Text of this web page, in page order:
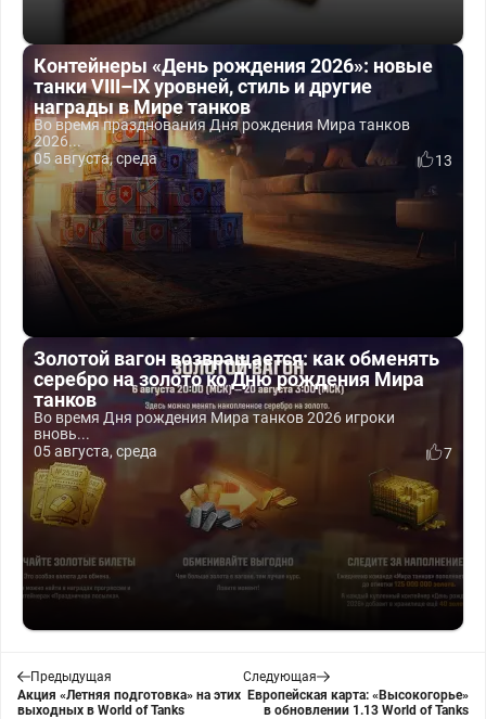
Контейнеры «День рождения 2026»: новые
танки VIII–IX уровней, стиль и другие
награды в Мире танков
Во время празднования Дня рождения Мира танков
2026...
05 августа, среда
13
Золотой вагон возвращается: как обменять
серебро на золото ко Дню рождения Мира
танков
Во время Дня рождения Мира танков 2026 игроки
вновь...
05 августа, среда
7
Предыдущая
Акция «Летняя подготовка» на этих
выходных в World of Tanks
Следующая
Европейская карта: «Высокогорье»
в обновлении 1.13 World of Tanks